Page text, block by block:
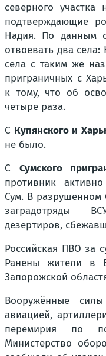
северного участка
подтверждающие
Надия. По данным
отвоевать два села:
села с таким же
приграничных с
к тому, что об
четыре раза.
С Купянского и
не было.
С Сумского
противник
Сум. В разрушенном
заградотряды
дезертиров,
Российская ПВО за
Ранены жители в
Запорожской
Вооружённые
авиацией,
перемирия по
Министерство